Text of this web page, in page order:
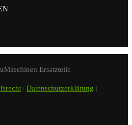
Ersatzteile
| Datenschutzerklärung |